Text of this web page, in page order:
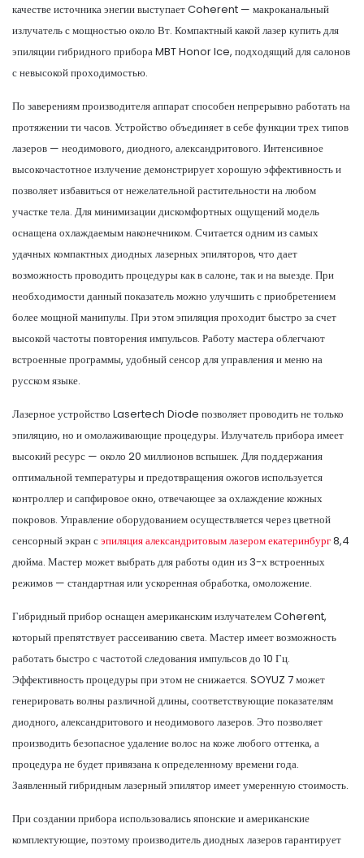
качестве источника энегии выступает Coherent — макроканальный
излучатель с мощностью около Вт. Компактный какой лазер купить для
эпиляции гибридного прибора MBT Honor Ice, подходящий для салонов
с невысокой проходимостью.
По заверениям производителя аппарат способен непрерывно работать на
протяжении ти часов. Устройство объединяет в себе функции трех типов
лазеров — неодимового, диодного, александритового. Интенсивное
высокочастотное излучение демонстрирует хорошую эффективность и
позволяет избавиться от нежелательной растительности на любом
участке тела. Для минимизации дискомфортных ощущений модель
оснащена охлаждаемым наконечником. Считается одним из самых
удачных компактных диодных лазерных эпиляторов, что дает
возможность проводить процедуры как в салоне, так и на выезде. При
необходимости данный показатель можно улучшить с приобретением
более мощной манипулы. При этом эпиляция проходит быстро за счет
высокой частоты повторения импульсов. Работу мастера облегчают
встроенные программы, удобный сенсор для управления и меню на
русском языке.
Лазерное устройство Lasertech Diode позволяет проводить не только
эпиляцию, но и омолаживающие процедуры. Излучатель прибора имеет
высокий ресурс — около 20 миллионов вспышек. Для поддержания
оптимальной температуры и предотвращения ожогов используется
контроллер и сапфировое окно, отвечающее за охлаждение кожных
покровов. Управление оборудованием осуществляется через цветной
сенсорный экран сэпиляция александритовым лазером екатеринбург8,4
дюйма. Мастер может выбрать для работы один из 3-х встроенных
режимов — стандартная или ускоренная обработка, омоложение.
Гибридный прибор оснащен американским излучателем Coherent,
который препятствует рассеиванию света. Мастер имеет возможность
работать быстро с частотой следования импульсов до 10 Гц.
Эффективность процедуры при этом не снижается. SOYUZ 7 может
генерировать волны различной длины, соответствующие показателям
диодного, александритового и неодимового лазеров. Это позволяет
производить безопасное удаление волос на коже любого оттенка, а
процедура не будет привязана к определенному времени года.
Заявленный гибридным лазерный эпилятор имеет умеренную стоимость.
При создании прибора использовались японские и американские
комплектующие, поэтому производитель диодных лазеров гарантирует